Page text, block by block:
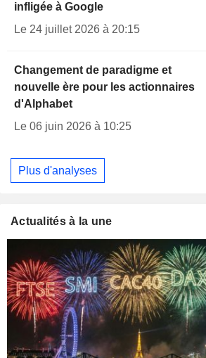
infligée à Google
Le 24 juillet 2026 à 20:15
Changement de paradigme et
nouvelle ère pour les actionnaires
d'Alphabet
Le 06 juin 2026 à 10:25
Plus d'analyses
Actualités à la une